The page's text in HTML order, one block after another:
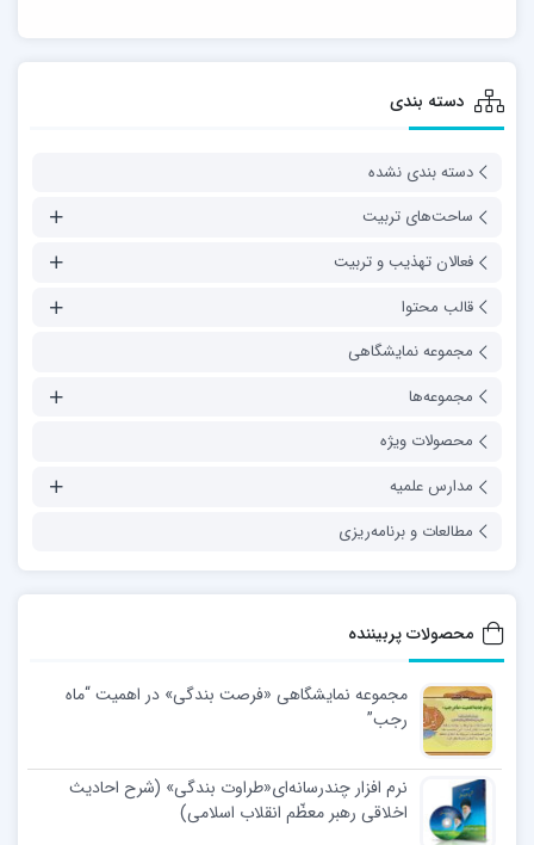
دسته بندی
دسته بندی نشده
ساحت‌های تربیت
فعالان تهذیب و تربیت
قالب محتوا
مجموعه نمایشگاهی
مجموعه‌ها
محصولات ویژه
مدارس علمیه
مطالعات و برنامه‌ریزی
محصولات پربیننده
مجموعه نمایشگاهی «فرصت بندگی» در اهمیت “ماه
رجب”
نرم افزار چندرسانه‌ای«طراوت بندگی» (شرح احادیث
اخلاقی رهبر معظّم انقلاب اسلامی)